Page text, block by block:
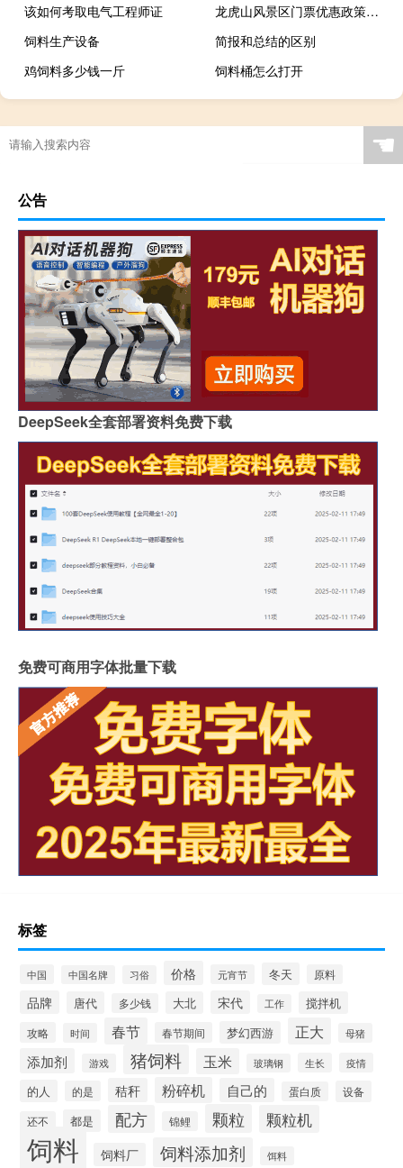
该如何考取电气工程师证
龙虎山风景区门票优惠政策（龙虎山风景区）
饲料生产设备
简报和总结的区别
鸡饲料多少钱一斤
饲料桶怎么打开
☚
公告
DeepSeek全套部署资料免费下载
免费可商用字体批量下载
标签
中国 中国名牌 习俗 价格 元宵节 冬天 原料
品牌 唐代 多少钱 大北 宋代 工作 搅拌机
攻略 时间 春节 春节期间 梦幻西游 正大 母猪
添加剂 游戏 猪饲料 玉米 玻璃钢 生长 疫情
的人 的是 秸秆 粉碎机 自己的 蛋白质 设备
还不 都是 配方 锦鲤 颗粒 颗粒机
饲料 饲料厂 饲料添加剂 饵料